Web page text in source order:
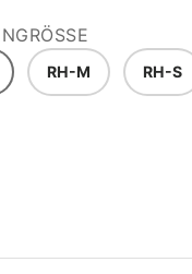
RH-M RH-S